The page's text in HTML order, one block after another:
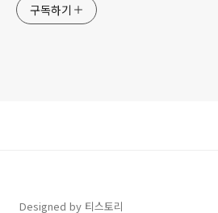
구독하기
Designed by 티스토리